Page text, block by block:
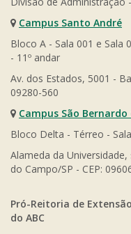
Campus Santo André
Bloco A - Sala 001 e
- 11º andar
Av. dos Estados, 5001 -
09280-560
Campus São Bernardo
Bloco Delta - Térreo -
Alameda da
do Campo/SP - CEP:
Pró-Reitoria de
do ABC